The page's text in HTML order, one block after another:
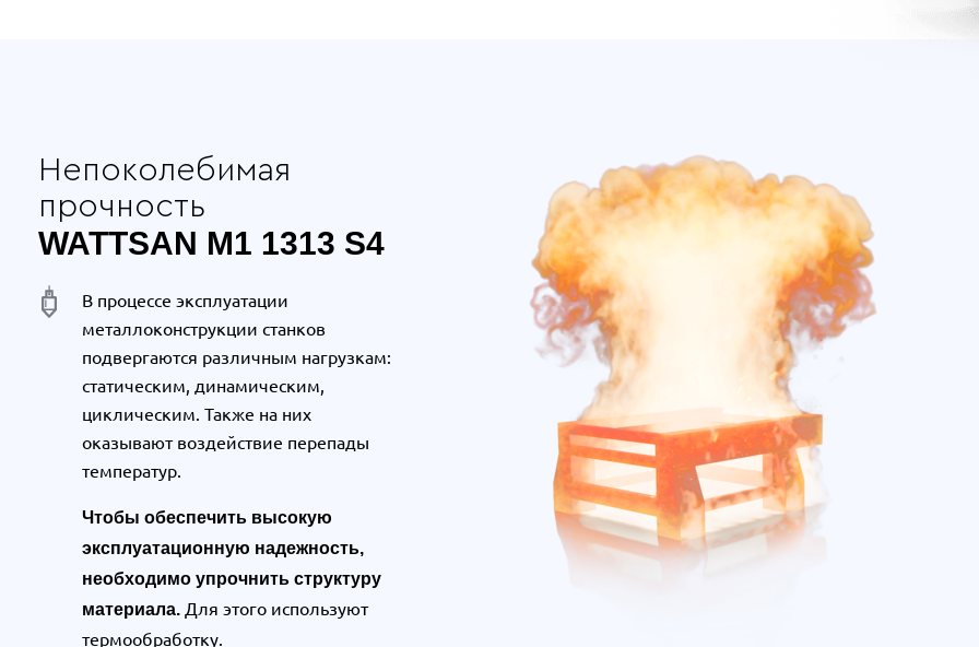
Отдельные преимущества Wattsan M1 1313
Непоколебимая
прочность
WATTSAN M1 1313 S4
В процессе эксплуатации
металлоконструкции станков
подвергаются различным нагрузкам:
статическим, динамическим,
циклическим. Также на них
оказывают воздействие перепады
температур.
Чтобы обеспечить высокую
эксплуатационную надежность,
необходимо упрочнить структуру
материала. Для этого используют
термообработку.